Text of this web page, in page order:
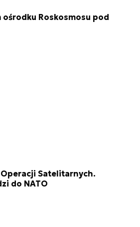
ośrodku Roskosmosu pod
Satelitarnych.
do NATO